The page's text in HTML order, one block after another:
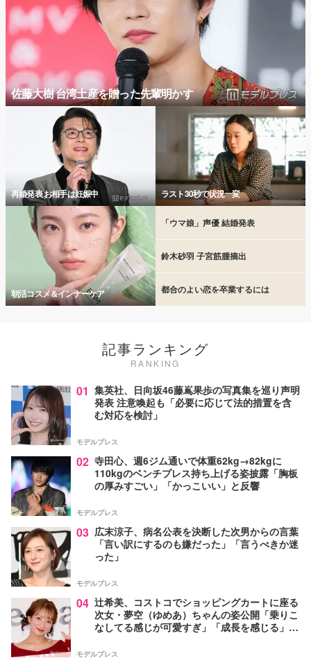
佐藤大樹 台湾土産を贈った先輩明かす
再婚発表 お相手は妊娠中 ラスト30秒で状況一変
朝活コスメ＆インナーケア
「ウマ娘」声優 結婚発表
鈴木砂羽 子宮筋腫摘出
都合のよい恋を卒業するには
記事ランキング
RANKING
01 集英社、日向坂46藤嶌果歩の写真集を巡り声明
発表 注意喚起も「必要に応じて法的措置を含
む対応を検討」
モデルプレス
02 寺田心、週6ジム通いで体重62kg→82kgに
110kgのベンチプレス持ち上げる姿披露「胸板
の厚みすごい」「かっこいい」と反響
モデルプレス
03 広末涼子、病名公表を決断した次男からの言葉
「言い訳にするのも嫌だった」「言うべきか迷
った」
モデルプレス
04 辻希美、コストコでショッピングカートに座る
次女・夢空（ゆめあ）ちゃんの姿公開「乗りこ
なしてる感じが可愛すぎ」「成長を感じる」の
モデルプレス